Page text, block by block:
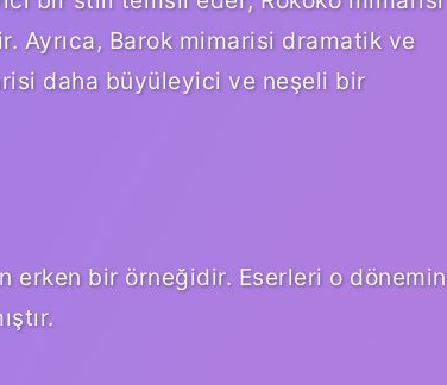
Ayrıca, Barok mimarisi dramatik ve
daha büyüleyici ve neşeli bir
erken bir örneğidir. Eserleri o dönemin